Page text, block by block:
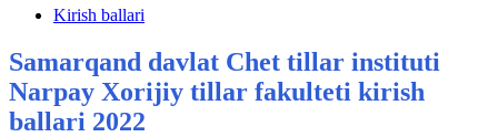
Kirish ballari
Samarqand davlat Chet tillar instituti
Narpay Xorijiy tillar fakulteti kirish
ballari 2022